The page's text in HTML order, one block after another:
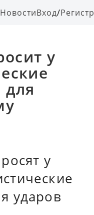
НовостиВход/
у
для
у
ударов